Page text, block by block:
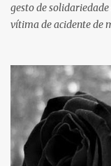
gesto de
vítima de acidente de
Por se tratar de um
equipe responsável
em uma aeronave da
agilidade no
retirada do órgão, a
Prefeitura de São